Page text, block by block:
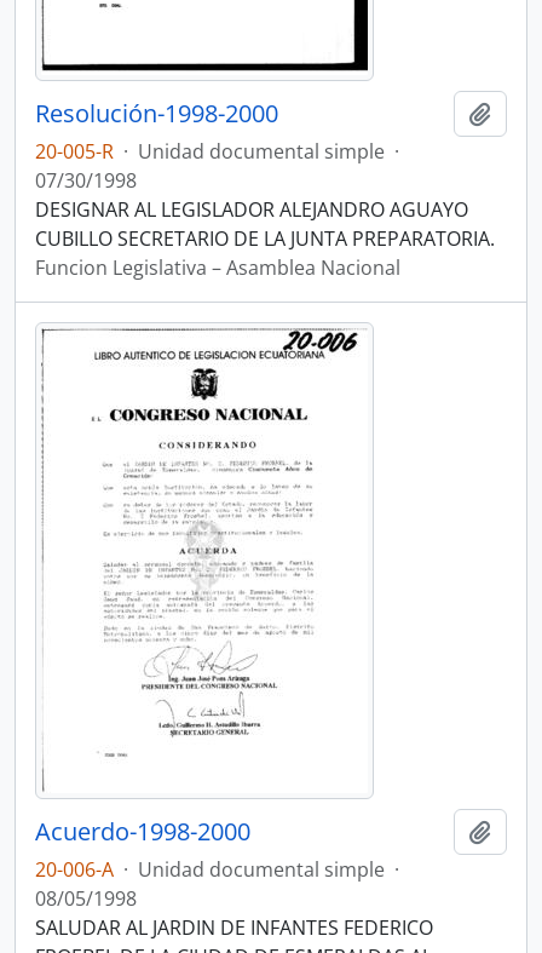
Resolución-1998-2000
20-005-R · Unidad documental simple ·
07/30/1998
DESIGNAR AL LEGISLADOR ALEJANDRO AGUAYO
CUBILLO SECRETARIO DE LA JUNTA PREPARATORIA.
Funcion Legislativa – Asamblea Nacional
Acuerdo-1998-2000
20-006-A · Unidad documental simple ·
08/05/1998
SALUDAR AL JARDIN DE INFANTES FEDERICO